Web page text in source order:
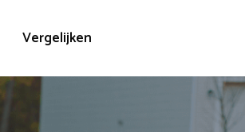
Vergelijken